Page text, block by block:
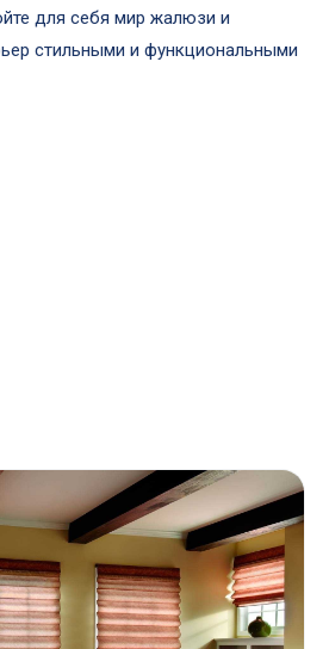
для себя мир жалюзи и
стильными и функциональными